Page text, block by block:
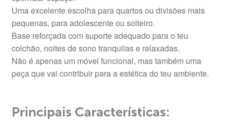
Uma excelente escolha para quartos ou divisões mais
pequenas, para adolescente ou solteiro.
Base reforçada com suporte adequado para o teu
colchão, noites de sono tranquilas e relaxadas.
Não é apenas um móvel funcional, mas também uma
peça que vai contribuir para a estética do teu ambiente.
Principais Características: